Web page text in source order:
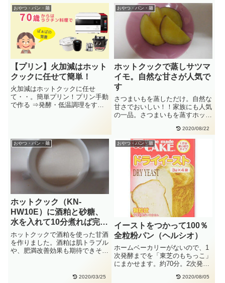
おやつ・パン・麺
【プリン】火加減はホット
クックに任せて簡単！
火加減はホットクックに任せ
て・・。簡単プリン！プリン手動
で作る ⇒発酵・低温調理をする
おやつ・パン・麺
ホットクックで蒸しサツマ
イモ。自然な甘さが人気で
す
さつまいもを蒸しただけ。自然な
甘さでおいしい！！家族にも人気
の一品。さつまいもを蒸すホット
2020/08/22
おやつ・パン・麺
ホットクック（KN-
HW10E）に酒粕と砂糖、
水を入れて10分煮れば完
成！
ホットクックで酒粕を使った甘酒
を作りました。酒粕は肌トラブル
や、肥満改善効果も期待できそう
2020/03/25
おやつ・パン・麺
イーストをつかって100％
全粒粉パン（ヘルシオ）
ホームベーカリーがないので、1
次発酵までを「東芝のもちっこ」
にまかせます。約70分。2次発酵
2020/08/05